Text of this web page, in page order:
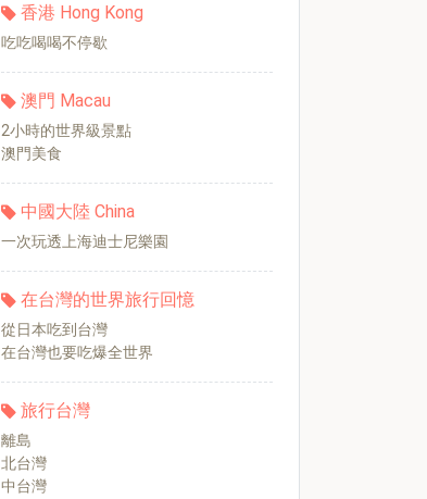
香港 Hong Kong
吃吃喝喝不停歇
澳門 Macau
2小時的世界級景點
澳門美食
中國大陸 China
一次玩透上海迪士尼樂園
在台灣的世界旅行回憶
從日本吃到台灣
在台灣也要吃爆全世界
旅行台灣
離島
北台灣
中台灣